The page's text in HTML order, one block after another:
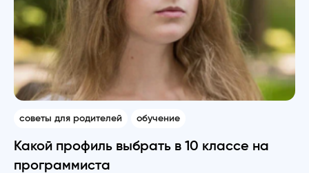
советы для родителей обучение
Какой профиль выбрать в 10 классе на
программиста